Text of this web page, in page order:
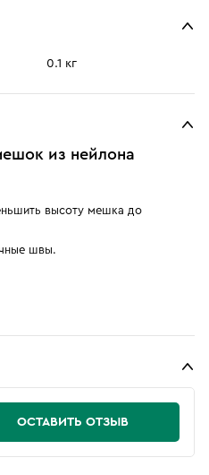
0.1 кг
из нейлона
высоту мешка до
швы.
ОСТАВИТЬ ОТЗЫВ